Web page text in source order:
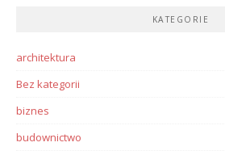
KATEGORIE
architektura
Bez kategorii
biznes
budownictwo